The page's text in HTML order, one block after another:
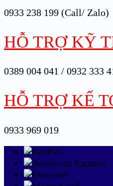
0933 238 199 (Call/ Zalo)
HỖ TRỢ KỸ
0389 004 041 / 0932 333
HỖ TRỢ KẾ
0933 969 019